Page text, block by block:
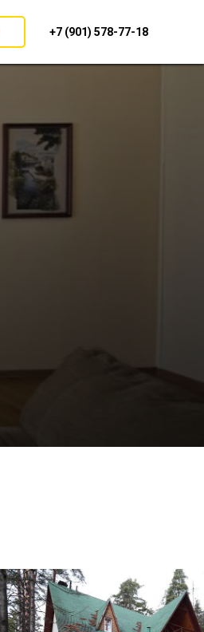
+7 (901) 578-77-18